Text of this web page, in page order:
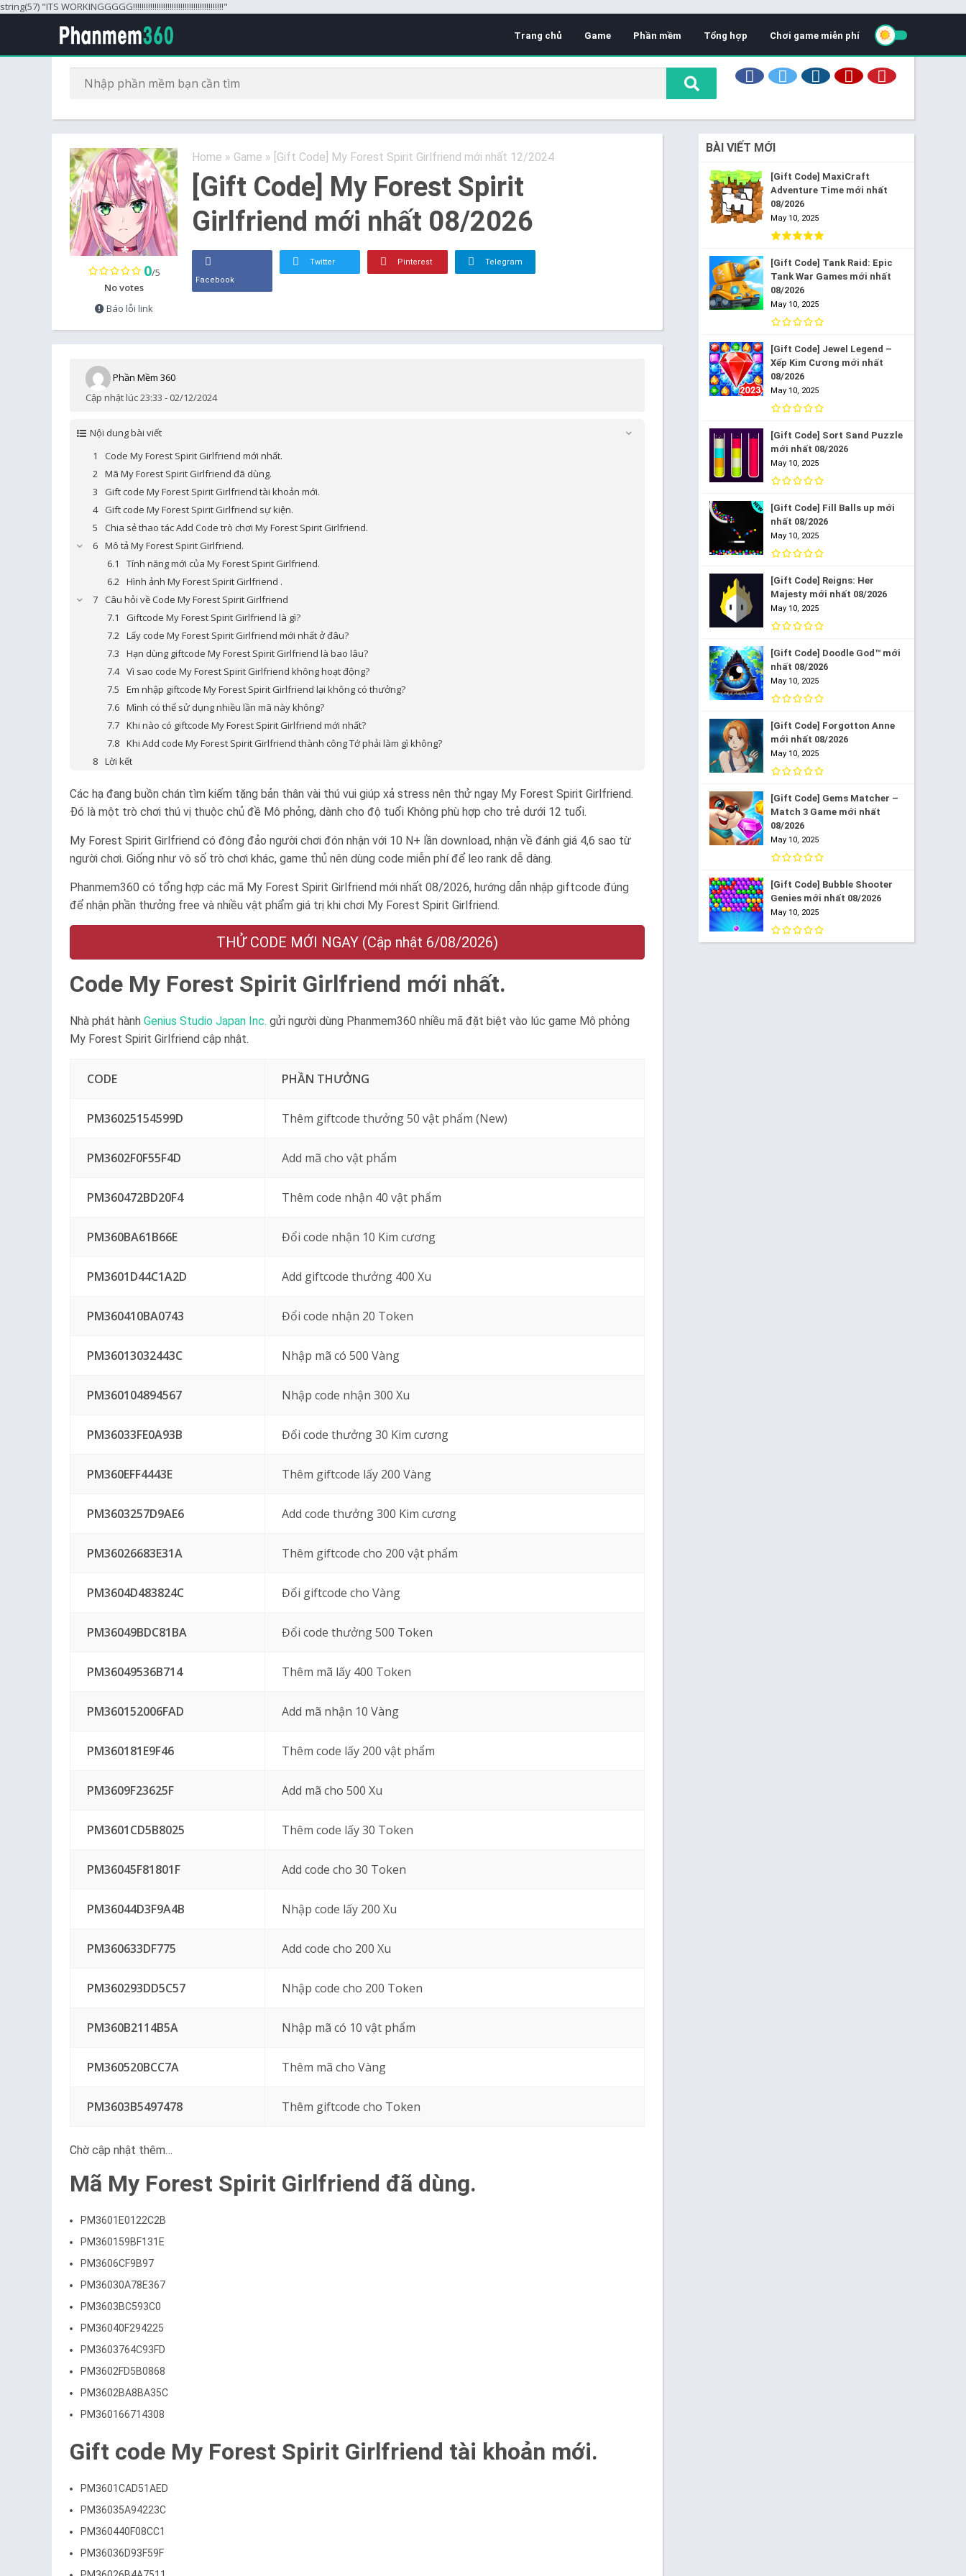
string(57) "ITS WORKINGGGGG!!!!!!!!!!!!!!!!!!!!!!!!!!!!!!!!!!!!!!!!!!"
Trang chủ Game Phần mềm Tổng hợp Chơi game miễn phí
Home » Game » [Gift Code] My Forest Spirit Girlfriend mới nhất 12/2024
[Gift Code] My Forest Spirit
Girlfriend mới nhất 08/2026
0/5
No votes
Báo lỗi link
Facebook
Twitter Pinterest Telegram
Phần Mềm 360
Cập nhật lúc 23:33 - 02/12/2024
Nội dung bài viết
Code My Forest Spirit Girlfriend mới nhất.
Mã My Forest Spirit Girlfriend đã dùng.
Gift code My Forest Spirit Girlfriend tài khoản mới.
Gift code My Forest Spirit Girlfriend sự kiện.
Chia sẻ thao tác Add Code trò chơi My Forest Spirit Girlfriend.
Mô tả My Forest Spirit Girlfriend.
Tính năng mới của My Forest Spirit Girlfriend.
Hình ảnh My Forest Spirit Girlfriend .
Câu hỏi về Code My Forest Spirit Girlfriend
Giftcode My Forest Spirit Girlfriend là gì?
Lấy code My Forest Spirit Girlfriend mới nhất ở đâu?
Hạn dùng giftcode My Forest Spirit Girlfriend là bao lâu?
Vì sao code My Forest Spirit Girlfriend không hoạt động?
Em nhập giftcode My Forest Spirit Girlfriend lại không có thưởng?
Mình có thể sử dụng nhiều lần mã này không?
Khi nào có giftcode My Forest Spirit Girlfriend mới nhất?
Khi Add code My Forest Spirit Girlfriend thành công Tớ phải làm gì không?
Lời kết
Các hạ đang buồn chán tìm kiếm tặng bản thân vài thú vui giúp xả stress nên thử ngay My Forest Spirit Girlfriend.
Đó là một trò chơi thú vị thuộc chủ đề Mô phỏng, dành cho độ tuổi Không phù hợp cho trẻ dưới 12 tuổi.
My Forest Spirit Girlfriend có đông đảo người chơi đón nhận với 10 N+ lần download, nhận về đánh giá 4,6 sao từ
người chơi. Giống như vô số trò chơi khác, game thủ nên dùng code miễn phí để leo rank dễ dàng.
Phanmem360 có tổng hợp các mã My Forest Spirit Girlfriend mới nhất 08/2026, hướng dẫn nhập giftcode đúng
để nhận phần thưởng free và nhiều vật phẩm giá trị khi chơi My Forest Spirit Girlfriend.
THỬ CODE MỚI NGAY (Cập nhật 6/08/2026)
Code My Forest Spirit Girlfriend mới nhất.
Nhà phát hành Genius Studio Japan Inc. gửi người dùng Phanmem360 nhiều mã đặt biệt vào lúc game Mô phỏng
My Forest Spirit Girlfriend cập nhật.
CODE PHẦN THƯỞNG
PM36025154599D Thêm giftcode thưởng 50 vật phẩm (New)
PM3602F0F55F4D Add mã cho vật phẩm
PM360472BD20F4 Thêm code nhận 40 vật phẩm
PM360BA61B66E Đổi code nhận 10 Kim cương
PM3601D44C1A2D Add giftcode thưởng 400 Xu
PM360410BA0743 Đổi code nhận 20 Token
PM36013032443C Nhập mã có 500 Vàng
PM360104894567 Nhập code nhận 300 Xu
PM36033FE0A93B Đổi code thưởng 30 Kim cương
PM360EFF4443E Thêm giftcode lấy 200 Vàng
PM3603257D9AE6 Add code thưởng 300 Kim cương
PM36026683E31A Thêm giftcode cho 200 vật phẩm
PM3604D483824C Đổi giftcode cho Vàng
PM36049BDC81BA Đổi code thưởng 500 Token
PM36049536B714 Thêm mã lấy 400 Token
PM360152006FAD Add mã nhận 10 Vàng
PM360181E9F46 Thêm code lấy 200 vật phẩm
PM3609F23625F Add mã cho 500 Xu
PM3601CD5B8025 Thêm code lấy 30 Token
PM36045F81801F Add code cho 30 Token
PM36044D3F9A4B Nhập code lấy 200 Xu
PM360633DF775 Add code cho 200 Xu
PM360293DD5C57 Nhập code cho 200 Token
PM360B2114B5A Nhập mã có 10 vật phẩm
PM360520BCC7A Thêm mã cho Vàng
PM3603B5497478 Thêm giftcode cho Token
Chờ cập nhật thêm…
Mã My Forest Spirit Girlfriend đã dùng.
PM3601E0122C2B
PM360159BF131E
PM3606CF9B97
PM36030A78E367
PM3603BC593C0
PM36040F294225
PM3603764C93FD
PM3602FD5B0868
PM3602BA8BA35C
PM360166714308
Gift code My Forest Spirit Girlfriend tài khoản mới.
PM3601CAD51AED
PM36035A94223C
PM360440F08CC1
PM36036D93F59F
BÀI VIẾT MỚI
[Gift Code] MaxiCraft
Adventure Time mới nhất
08/2026
May 10, 2025
[Gift Code] Tank Raid: Epic
Tank War Games mới nhất
08/2026
May 10, 2025
[Gift Code] Jewel Legend –
Xếp Kim Cương mới nhất
08/2026
May 10, 2025
[Gift Code] Sort Sand Puzzle
mới nhất 08/2026
May 10, 2025
[Gift Code] Fill Balls up mới
nhất 08/2026
May 10, 2025
[Gift Code] Reigns: Her
Majesty mới nhất 08/2026
May 10, 2025
[Gift Code] Doodle God™ mới
nhất 08/2026
May 10, 2025
[Gift Code] Forgotton Anne
mới nhất 08/2026
May 10, 2025
[Gift Code] Gems Matcher –
Match 3 Game mới nhất
08/2026
May 10, 2025
[Gift Code] Bubble Shooter
Genies mới nhất 08/2026
May 10, 2025